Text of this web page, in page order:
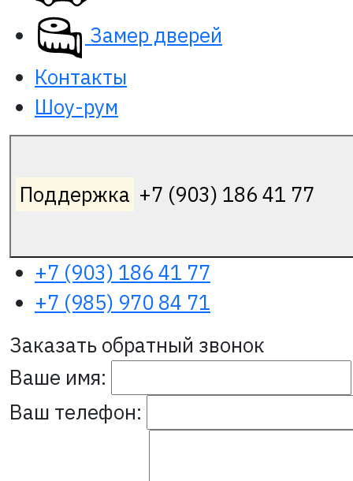
Замер дверей
Контакты
Шоу-рум
Поддержка +7 (903) 186 41 77
+7 (903) 186 41 77
+7 (985) 970 84 71
Заказать обратный звонок
Ваше имя:
Ваш телефон: